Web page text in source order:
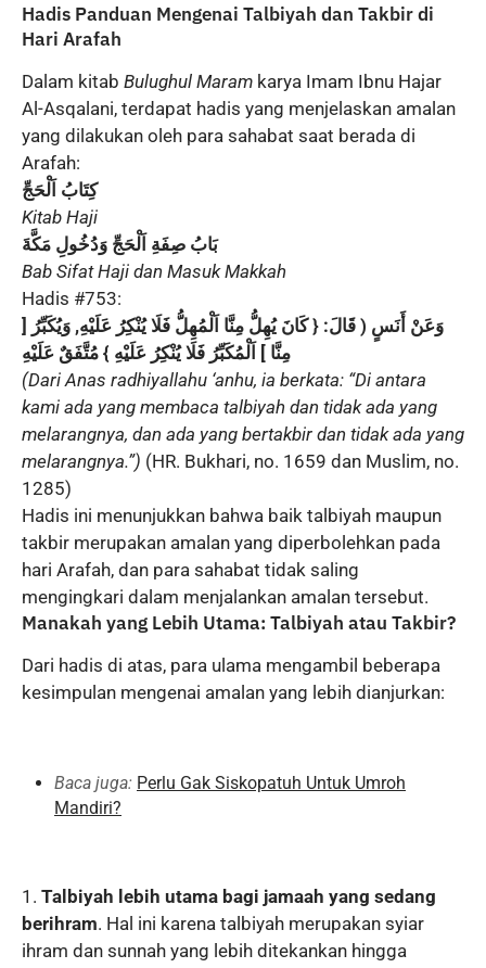
Hadis Panduan Mengenai Talbiyah dan Takbir di
Hari Arafah
Dalam kitab Bulughul Maram karya Imam Ibnu Hajar
Al-Asqalani, terdapat hadis yang menjelaskan amalan
yang dilakukan oleh para sahabat saat berada di
Arafah:
كِتَابُ اَلْحَجِّ
Kitab Haji
بَابُ صِفَةِ اَلْحَجِّ وَدُخُولِ مَكَّةَ
Bab Sifat Haji dan Masuk Makkah
Hadis #753:
وَعَنْ أَنَسٍ ( قَالَ: { كَانَ يُهِلُّ مِنَّا اَلْمُهِلُّ فَلَا يُنْكِرُ عَلَيْهِ, وَيُكَبِّرُ [
مِنَّا ] اَلْمُكَبِّرُ فَلَا يُنْكِرُ عَلَيْهِ } مُتَّفَقٌ عَلَيْهِ
(Dari Anas radhiyallahu ‘anhu, ia berkata: “Di antara
kami ada yang membaca talbiyah dan tidak ada yang
melarangnya, dan ada yang bertakbir dan tidak ada yang
melarangnya.”) (HR. Bukhari, no. 1659 dan Muslim, no.
1285)
Hadis ini menunjukkan bahwa baik talbiyah maupun
takbir merupakan amalan yang diperbolehkan pada
hari Arafah, dan para sahabat tidak saling
mengingkari dalam menjalankan amalan tersebut.
Manakah yang Lebih Utama: Talbiyah atau Takbir?
Dari hadis di atas, para ulama mengambil beberapa
kesimpulan mengenai amalan yang lebih dianjurkan:
Baca juga: Perlu Gak Siskopatuh Untuk Umroh
Mandiri?
Talbiyah lebih utama bagi jamaah yang sedang
berihram. Hal ini karena talbiyah merupakan syiar
ihram dan sunnah yang lebih ditekankan hingga